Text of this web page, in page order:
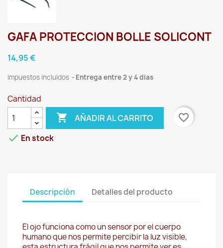
GAFA PROTECCION BOLLE SOLICONT
14,95 €
Impuestos incluidos Entrega entre 2 y 4 dias
Cantidad
 AÑADIR AL CARRITO
favorite_border
 En stock
Descripción Detalles del producto
El ojo funciona como un sensor por el cuerpo
humano que nos permite percibir la luz visible,